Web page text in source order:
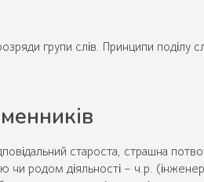
групи слів. Принципи
староста, страшна
чи родом діяльності – ч.р.